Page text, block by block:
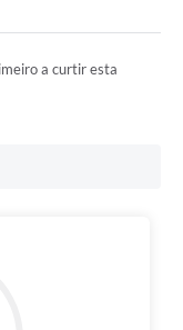
a curtir esta